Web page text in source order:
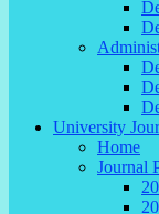
University
Home
Journal